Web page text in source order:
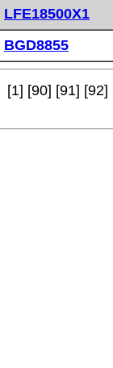
LFE18500X1
BGD8855
[1] [90] [91] [92]